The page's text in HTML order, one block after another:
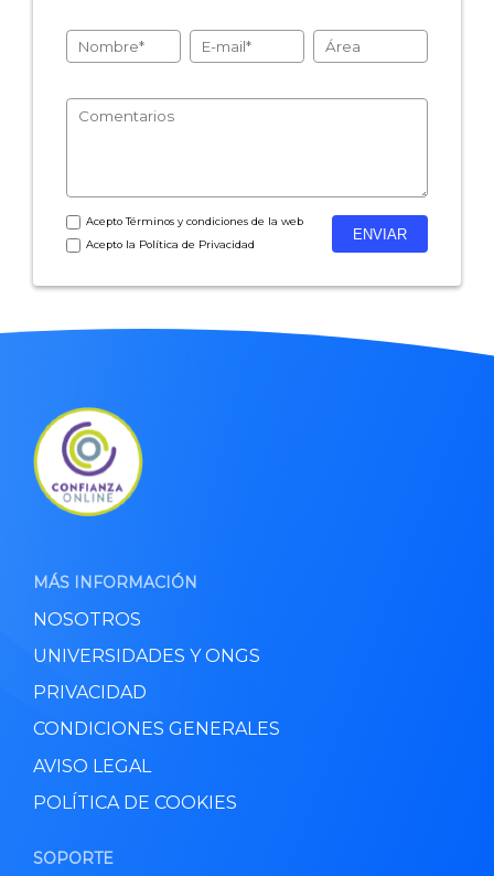
- Inteligencia artificial
- Marketing y encuestas
AceptoTérminos y condicionesde la web
Acepto la Política de Privacidad
MÁS INFORMACIÓN
NOSOTROS
UNIVERSIDADES Y ONGS
PRIVACIDAD
CONDICIONES GENERALES
AVISO LEGAL
POLÍTICA DE COOKIES
SOPORTE